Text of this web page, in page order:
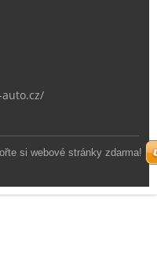
si webové stránky zdarma!